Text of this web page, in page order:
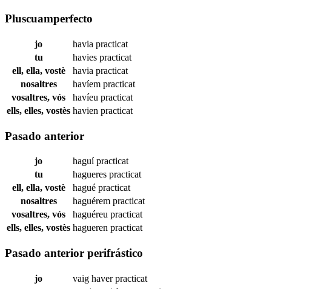
Pluscuamperfecto
jo havia practicat
tu
havies practicat
ell, ella, vostè
havia practicat
nosaltres
havíem practicat
vosaltres, vós
havíeu practicat
ells, elles, vostès havien practicat
Pasado anterior
jo haguípracticat
tu
hagueres practicat
ell, ella, vostè
hagué practicat
nosaltres
haguérem practicat
vosaltres, vós
haguéreu practicat
ells, elles, vostès hagueren practicat
Pasado anterior perifrástico
jo vaig haverpracticat